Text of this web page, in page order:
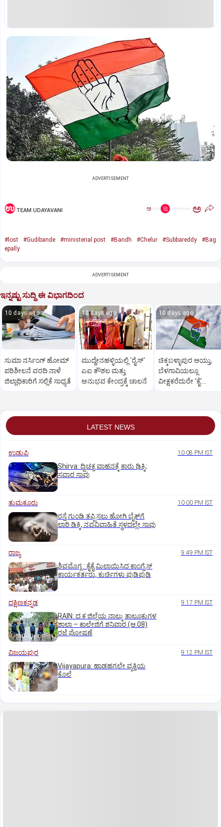
ADVERTISEMENT
TEAM UDAYAVANI ಅ ಅ
#lost #Gudibande #ministerial post #Bandh #Chelur #Subbareddy
#Bag
epally
ADVERTISEMENT
ಇನ್ನಷ್ಟು ಸುದ್ದಿ ಈ ವಿಭಾಗದಿಂದ
10 days ago
ಸುಮಾ ನರ್ಸಿಂಗ್ ಹೋಮ್
ಪರಿಶೀಲನೆ ವರದಿ ನಾಳೆ
ಜಿಲ್ಲಾಧಿಕಾರಿಗೆ ಸಲ್ಲಿಕೆ ಸಾಧ್ಯತೆ
10 days ago
ಮುದ್ದೇನಹಳ್ಳಿಯಲ್ಲಿ 'ರೈಸ್'
ಎಐ ಕೌಶಲ ಮತ್ತು
ಅನುಭವ ಕೇಂದ್ರಕ್ಕೆ ಚಾಲನೆ
10 days ago
ಚಿಕ್ಕಬಳ್ಳಾಪುರ ಆಯ್ತು,
ಬೆಳಗಾವಿಯಲ್ಲೂ
ವೀಕ್ಷಕರೆದುರೇ ‘ಕೈ’
LATEST NEWS
ಉಡುಪಿ 10:08 PM IST
Shirva: ದ್ವಿಚಕ್ರ ವಾಹನಕ್ಕೆ ಕಾರು ಢಿಕ್ಕಿ;
ಸವಾರ ಸಾವು
ತುಮಕೂರು 10:00 PM IST
ರಸ್ತೆ ಗುಂಡಿ ತಪ್ಪಿಸಲು ಹೋಗಿ ಬೈಕ್‌ಗೆ
ಲಾರಿ ಡಿಕ್ಕಿ, ನವವಿವಾಹಿತೆ ಸ್ಥಳದಲ್ಲೇ ಸಾವು
ರಾಜ್ಯ 9:49 PM IST
ಶಿವಮೊಗ್ಗ : ಕೈಕೈ ಮಿಲಾಯಿಸಿದ ಕಾಂಗ್ರೆಸ್
ಕಾರ್ಯಕರ್ತರು, ಕುರ್ಚಿಗಳು ಪುಡಿಪುಡಿ
ದಕ್ಷಿಣಕನ್ನಡ 9:17 PM IST
RAIN: ದ.ಕ ಜಿಲ್ಲೆಯ ನಾಲ್ಕು ತಾಲೂಕುಗಳ
ಶಾಲಾ – ಕಾಲೇಜಿಗೆ ಶನಿವಾರ (ಆ.08)
ರಜೆ ಘೋಷಣೆ
ವಿಜಯಪುರ 9:12 PM IST
Vijayapura: ಹಾಡಹಗಲೇ ವ್ಯಕ್ತಿಯ
ಕೊಲೆ